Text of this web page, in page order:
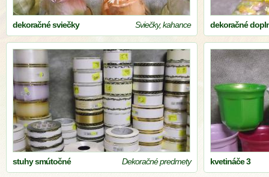
dekoračné sviečky Sviečky, kahance dekoračné
stuhy smútočné Dekoračné predmety kvetináče 3